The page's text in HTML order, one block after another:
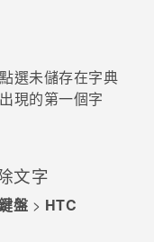
選未儲存在字典
現的第一個字
文字
盤 > HTC